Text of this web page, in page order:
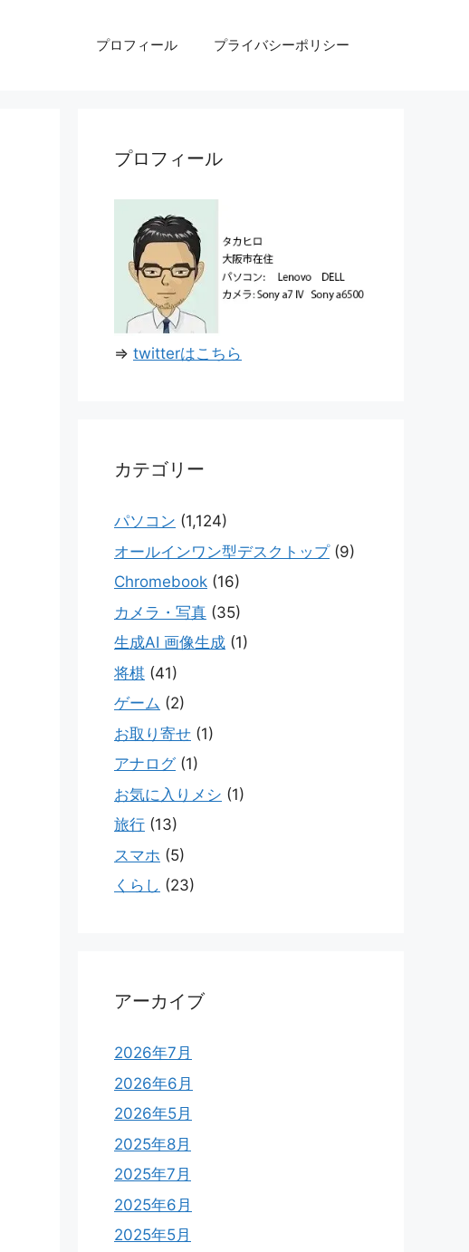
プロフィール プライバシーポリシー
プロフィール
⇒ twitterはこちら
カテゴリー
パソコン (1,124)
オールインワン型デスクトップ(9)
Chromebook (16)
カメラ・写真 (35)
生成AI 画像生成 (1)
将棋 (41)
ゲーム (2)
お取り寄せ (1)
アナログ(1)
お気に入りメシ (1)
旅行 (13)
スマホ (5)
くらし (23)
アーカイブ
2026年7月
2026年6月
2026年5月
2025年8月
2025年7月
2025年6月
2025年5月